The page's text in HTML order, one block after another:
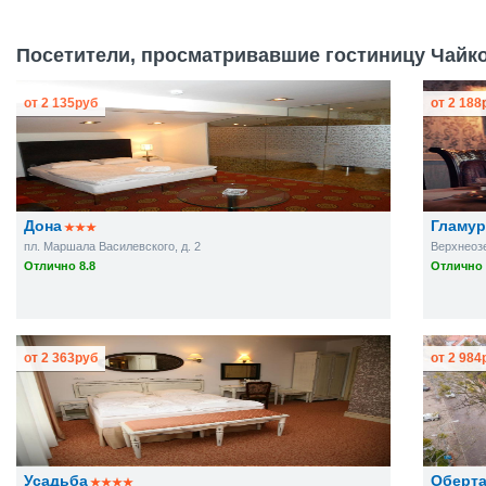
Посетители, просматривавшие гостиницу
Дона
пл. Маршала Василевского, д. 2
Отлично 8.8
от 2 135руб
Гламур
Отлично
от 2 188
Усадьба
от 2 363руб от 2 984